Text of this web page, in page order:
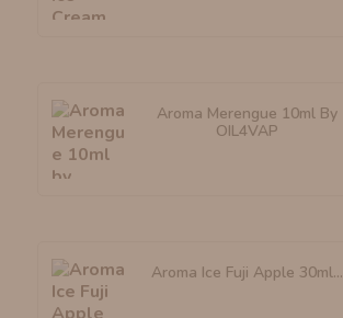
Aroma Merengue 10ml By
OIL4VAP
Aroma Ice Fuji Apple 30ml...